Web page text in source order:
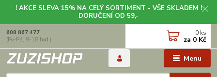
! AKCE SLEVA 15% NA CELÝ SORTIMENT - VŠE SKLADEM !
DORUČENÍ OD 59,-
Menu
608 867 477
(Po-Pá, 9-18 hod.)
0 ks
za 0 Kč